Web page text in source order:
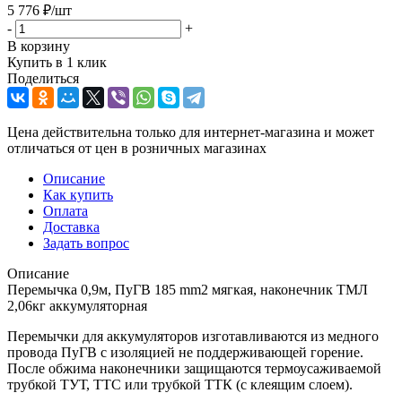
5 776 ₽/шт
-
+
В корзину
Купить в 1 клик
Поделиться
Цена действительна только для интернет-магазина и может
отличаться от цен в розничных магазинах
Описание
Как купить
Оплата
Доставка
Задать вопрос
Описание
Перемычка 0,9м, ПуГВ 185 mm2 мягкая, наконечник ТМЛ
2,06кг аккумуляторная
Перемычки для аккумуляторов изготавливаются из медного
провода ПуГВ с изоляцией не поддерживающей горение.
После обжима наконечники защищаются термоусаживаемой
трубкой ТУТ, ТТС или трубкой ТТК (с клеящим слоем).